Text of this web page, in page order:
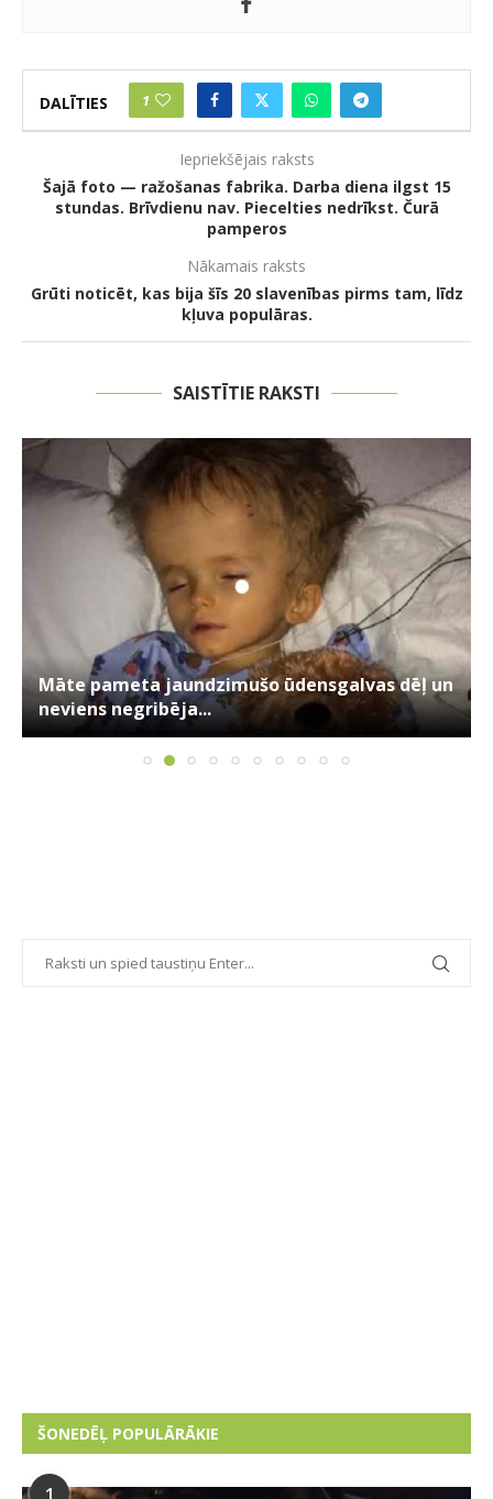
DALĪTIES 1
Iepriekšējais raksts
Šajā foto — ražošanas fabrika. Darba diena ilgst 15
stundas. Brīvdienu nav. Piecelties nedrīkst. Čurā
pamperos
Nākamais raksts
Grūti noticēt, kas bija šīs 20 slavenības pirms tam, līdz
kļuva populāras.
SAISTĪTIE RAKSTI
Māte pameta jaundzimušo ūdensgalvas dēļ un
neviens negribēja...
ŠONEDĒĻ POPULĀRĀKIE
1